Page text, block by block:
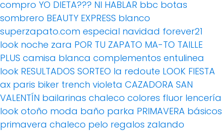
compro YO DIETA??? NI HABLAR bbc botas
sombrero BEAUTY EXPRESS blanco
superzapato.com especial navidad forever21
look noche zara POR TU ZAPATO MA-TO TAILLE
PLUS camisa blanca complementos entulinea
look RESULTADOS SORTEO la redoute LOOK FIESTA
ax paris biker trench violeta CAZADORA SAN
VALENTÍN bailarinas chaleco colores fluor lencería
look otoño moda baño parka PRIMAVERA básicos
primavera chaleco pelo regalos zalando